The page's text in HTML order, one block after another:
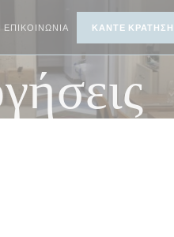
ΕΠΙΚΟΙΝΩΝΊΑ ΚΆΝΤΕ